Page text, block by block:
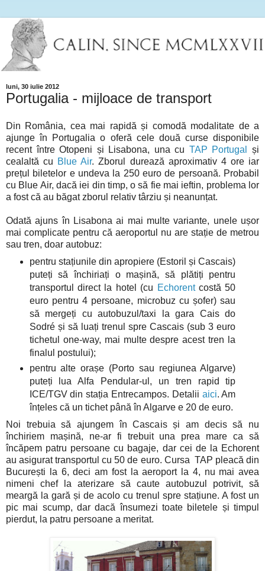
luni, 30 iulie 2012
Portugalia - mijloace de transport
Din România, cea mai rapidă și comodă modalitate de a
ajunge în Portugalia o oferă cele două curse disponibile
recent între Otopeni și Lisabona, una cu TAP Portugal
și
cealaltă cu Blue Air. Zborul durează aproximativ 4 ore iar
prețul biletelor e undeva la 250 euro de persoană. Probabil
cu Blue Air, dacă iei din timp, o să fie mai ieftin, problema lor
a fost că au băgat zborul relativ târziu și neanunțat.
Odată ajuns în Lisabona ai mai multe variante, unele ușor
mai complicate pentru că aeroportul nu are stație de metrou
sau tren, doar autobuz:
pentru stațiunile din apropiere (Estoril și Cascais)
puteți să închiriați o mașină, să plătiți pentru
transportul direct la hotel (cu Echorentcostă 50
euro pentru 4 persoane, microbuz cu șofer) sau
să mergeți cu autobuzul/taxi la gara Cais do
Sodré și să luați trenul spre Cascais (sub 3 euro
tichetul one-way, mai multe despre acest tren la
finalul postului);
pentru alte orașe (Porto sau regiunea Algarve)
puteți lua Alfa Pendular-ul, un tren rapid tip
ICE/TGV din stația Entrecampos. Detalii aici. Am
înțeles că un tichet până în Algarve e 20 de euro.
Noi trebuia să ajungem în Cascais și am decis să nu
închiriem mașină, ne-ar fi trebuit una prea mare ca să
încăpem patru persoane cu bagaje, dar cei de la Echorent
au asigurat transportul cu 50 de euro. Cursa TAP pleacă din
București la 6, deci am fost la aeroport la 4, nu mai avea
nimeni chef la aterizare să caute autobuzul potrivit, să
meargă la gară și de acolo cu trenul spre stațiune. A fost un
pic mai scump, dar dacă însumezi toate biletele și timpul
pierdut, la patru persoane a meritat.